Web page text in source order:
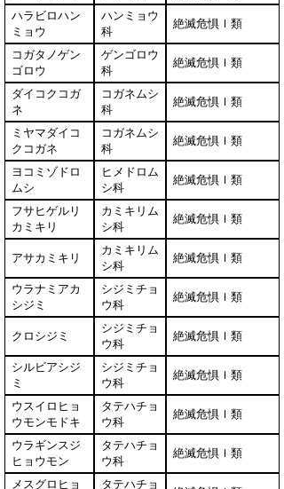
ハラビロハン
ミョウ
ハンミョウ
科
絶滅危惧Ｉ類
コガタノゲン
ゴロウ
ゲンゴロウ
科
絶滅危惧Ｉ類
ダイコクコガ
ネ
コガネムシ
科
絶滅危惧Ｉ類
ミヤマダイコ
クコガネ
コガネムシ
科
絶滅危惧Ｉ類
ヨコミゾドロ
ムシ
ヒメドロム
シ科
絶滅危惧Ｉ類
フサヒゲルリ
カミキリ
カミキリム
シ科
絶滅危惧Ｉ類
アサカミキリ
カミキリム
シ科
絶滅危惧Ｉ類
ウラナミアカ
シジミ
シジミチョ
ウ科
絶滅危惧Ｉ類
クロシジミ
シジミチョ
ウ科
絶滅危惧Ｉ類
シルビアシジ
ミ
シジミチョ
ウ科
絶滅危惧Ｉ類
ウスイロヒョ
ウモンモドキ
タテハチョ
ウ科
絶滅危惧Ｉ類
ウラギンスジ
ヒョウモン
タテハチョ
ウ科
絶滅危惧Ｉ類
メスグロヒョ
タテハチョ